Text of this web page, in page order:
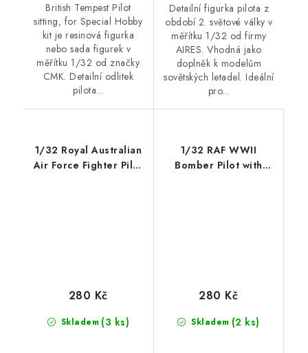
British Tempest Pilot
sitting, for Special Hobby
kit je resinová figurka
nebo sada figurek v
měřítku 1/32 od značky
CMK. Detailní odlitek
pilota...
Detailní figurka pilota z
období 2. světové války v
měřítku 1/32 od firmy
AIRES. Vhodná jako
doplněk k modelům
sovětských letadel. Ideální
pro...
1/32 Royal Australian
Air Force Fighter Pilot
Skladem (3 ks)
280 Kč
1/32 RAF WWII
Bomber Pilot with
Skladem (2 ks)
280 Kč